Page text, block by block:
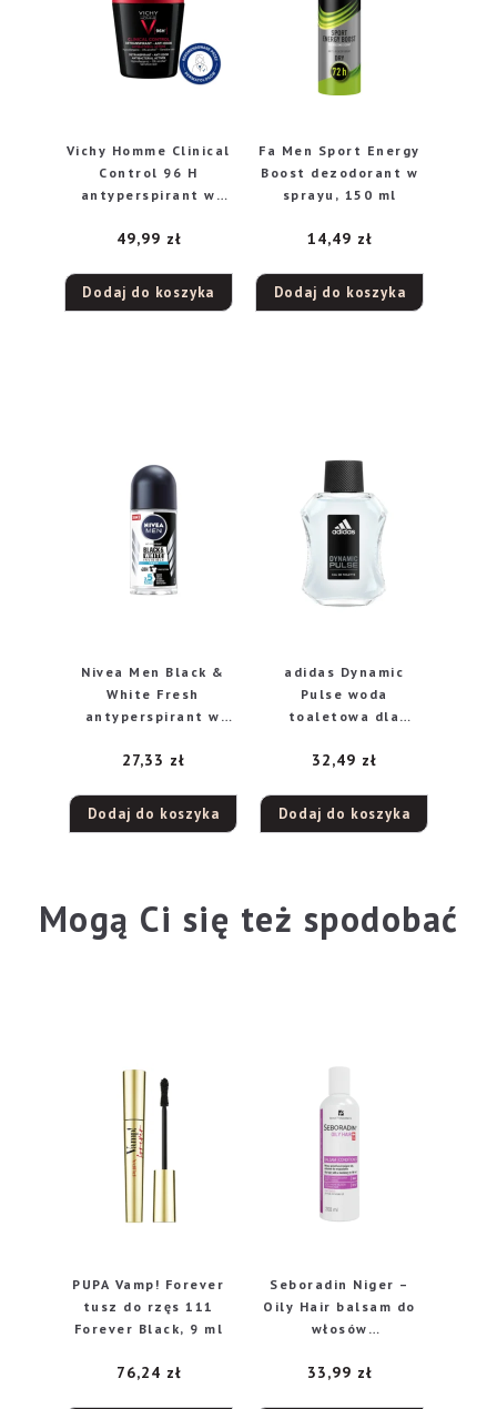
Vichy Homme Clinical
Control 96 H
antyperspirant w
49,99 zł
Dodaj do koszyka
Fa Men Sport Energy
Boost dezodorant w
sprayu, 150 ml
14,49 zł
Dodaj do koszyka
Nivea Men Black &
White Fresh
antyperspirant w
27,33 zł
Dodaj do koszyka
adidas Dynamic
Pulse woda
toaletowa dla
32,49 zł
Dodaj do koszyka
Mogą Ci się też spodobać
PUPA Vamp! Forever
tusz do rzęs 111
Forever Black, 9 ml
76,24 zł
Seboradin Niger –
Oily Hair balsam do
włosów
się, 200 ml
33,99 zł